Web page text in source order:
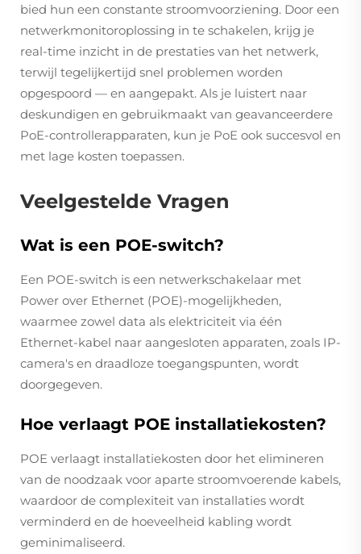
bied hun een constante stroomvoorziening. Door een
netwerkmonitoroplossing in te schakelen, krijg je
real-time inzicht in de prestaties van het netwerk,
terwijl tegelijkertijd snel problemen worden
opgespoord — en aangepakt. Als je luistert naar
deskundigen en gebruikmaakt van geavanceerdere
PoE-controllerapparaten, kun je PoE ook succesvol en
met lage kosten toepassen.
Veelgestelde Vragen
Wat is een POE-switch?
Een POE-switch is een netwerkschakelaar met
Power over Ethernet (POE)-mogelijkheden,
waarmee zowel data als elektriciteit via één
Ethernet-kabel naar aangesloten apparaten, zoals IP-
camera's en draadloze toegangspunten, wordt
doorgegeven.
Hoe verlaagt POE installatiekosten?
POE verlaagt installatiekosten door het elimineren
van de noodzaak voor aparte stroomvoerende kabels,
waardoor de complexiteit van installaties wordt
verminderd en de hoeveelheid kabling wordt
geminimaliseerd.